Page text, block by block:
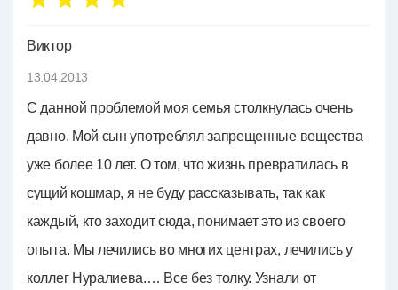
Виктор
13.04.2013
С данной проблемой моя семья столкнулась очень
давно. Мой сын употреблял запрещенные вещества
уже более 10 лет. О том, что жизнь превратилась в
сущий кошмар, я не буду рассказывать, так как
каждый, кто заходит сюда, понимает это из своего
опыта. Мы лечились во многих центрах, лечились у
коллег Нуралиева.… Все без толку. Узнали от